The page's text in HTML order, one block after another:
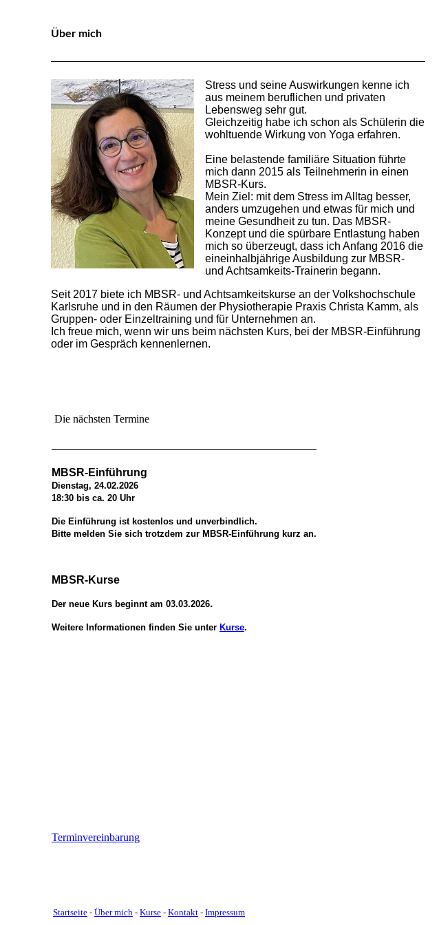
Über mich
Stress und seine Auswirkungen kenne ich
aus meinem beruflichen und privaten
Lebensweg sehr gut.
Gleichzeitig habe ich schon als Schülerin die
wohltuende Wirkung von Yoga erfahren.
Eine belastende familiäre Situation führte
mich dann 2015 als Teilnehmerin in einen
MBSR-Kurs.
Mein Ziel: mit dem Stress im Alltag besser,
anders umzugehen und etwas für mich und
meine Gesundheit zu tun. Das MBSR-
Konzept und die spürbare Entlastung haben
mich so überzeugt, dass ich Anfang 2016 die
eineinhalbjährige Ausbildung zur MBSR-
und Achtsamkeits-Trainerin begann.
Seit 2017 biete ich MBSR- und Achtsamkeitskurse an der Volkshochschule
Karlsruhe und in den Räumen der Physiotherapie Praxis Christa Kamm, als
Gruppen- oder Einzeltraining und für Unternehmen an.
Ich freue mich, wenn wir uns beim nächsten Kurs, bei der MBSR-Einführung
oder im Gespräch kennenlernen.
Die nächsten Termine
MBSR-Einführung
Dienstag, 24.02.2026
18:30 bis ca. 20 Uhr
Die Einführung ist kostenlos und unverbindlich.
Bitte melden Sie sich trotzdem zur MBSR-Einführung kurz an.
MBSR-Kurse
Der neue Kurs beginnt am 03.03.2026.
Weitere Informationen finden Sie unter Kurse.
Terminvereinbarung
Startseite - Über mich - Kurse - Kontakt - Impressum